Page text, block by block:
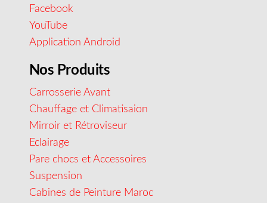
Facebook
YouTube
Application Android
Nos Produits
Carrosserie Avant
Chauffage et Climatisaion
Mirroir et Rétroviseur
Eclairage
Pare chocs et Accessoires
Suspension
Cabines de Peinture Maroc